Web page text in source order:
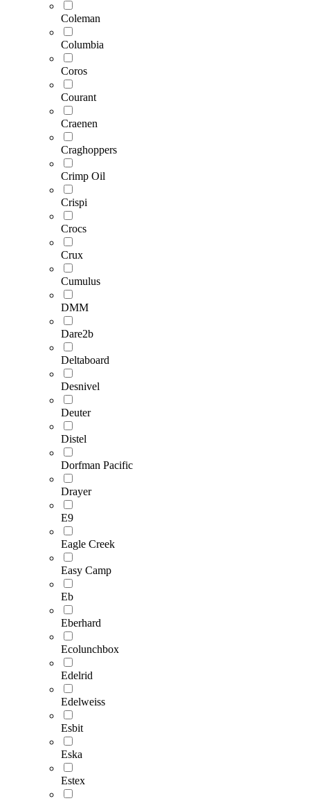
Coleman
Columbia
Coros
Courant
Craenen
Craghoppers
Crimp Oil
Crispi
Crocs
Crux
Cumulus
DMM
Dare2b
Deltaboard
Desnivel
Deuter
Distel
Dorfman Pacific
Drayer
E9
Eagle Creek
Easy Camp
Eb
Eberhard
Ecolunchbox
Edelrid
Edelweiss
Esbit
Eska
Estex